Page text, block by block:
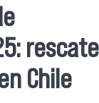
rescate
Chile